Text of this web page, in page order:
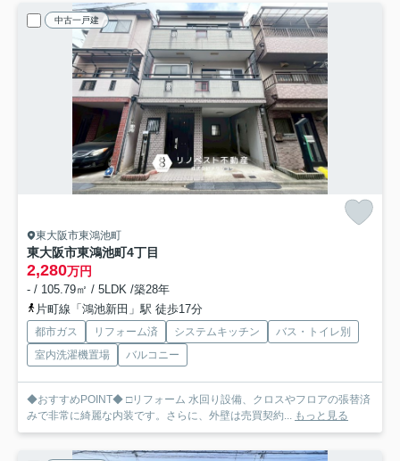
中古一戸建
東大阪市東鴻池町
東大阪市東鴻池町4丁目
2,280万円
- / 105.79㎡ / 5LDK /築28年
片町線「鴻池新田」駅 徒歩17分
都市ガス リフォーム済 システムキッチン
バス・トイレ別
室内洗濯機置場
バルコニー
◆おすすめPOINT◆ □リフォーム 水回り設備、クロスやフロアの張替済
みで非常に綺麗な内装です。さらに、外壁は売買契約...
もっと見る